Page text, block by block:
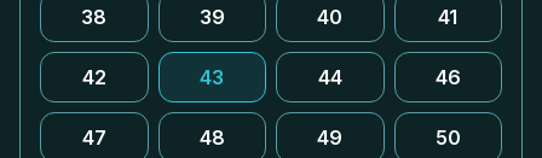
38 39 40 41
42 43 44 46
47 48 49 50